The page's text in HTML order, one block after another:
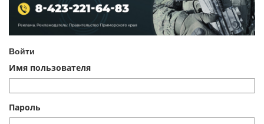
Войти
Имя пользователя
Пароль